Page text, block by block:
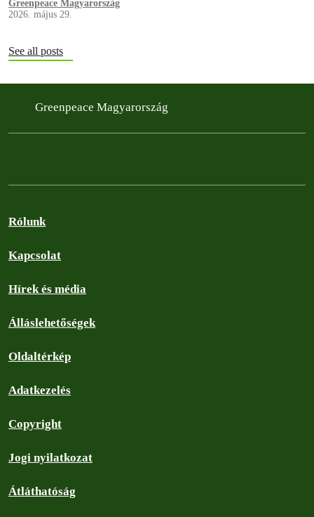
Greenpeace Magyarország
2026. május 29.
See all posts
Greenpeace Magyarország
Rólunk
Kapcsolat
Hírek és média
Álláslehetőségek
Oldaltérkép
Adatkezelés
Copyright
Jogi nyilatkozat
Átláthatóság